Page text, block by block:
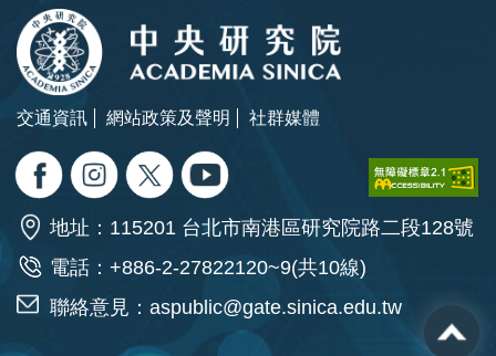
交通資訊 網站政策及聲明 社群媒體
地址：115201 台北市南港區研究院路二段128號
電話：+886-2-27822120~9(共10線)
聯絡意見： aspublic@gate.sinica.edu.tw